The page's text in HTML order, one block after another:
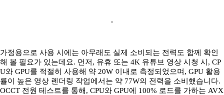
가정용으로 사용 시에는 아무래도 실제 소비되는 전력도 함께 확인
해 볼 필요가 있는데요. 먼저, 유휴 또는 4K 유튜브 영상 시청 시, CP
U와 GPU를 적절히 사용해 약 20W 이내로 측정되었으며, GPU 활용
률이 높은 영상 렌더링 작업에서는 약 77W의 전력을 소비했습니다.
OCCT 전원 테스트를 통해, CPU와 GPU에 100% 로드를 가하는 AVX